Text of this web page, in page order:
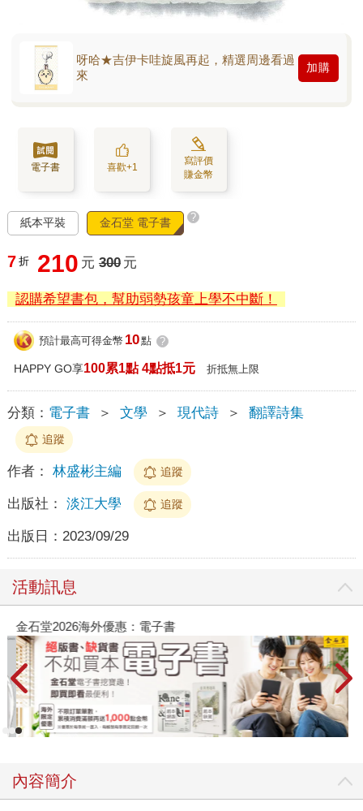
呀哈★吉伊卡哇旋風再起，精選周邊看過
來
加購
電子書 喜歡+1
寫評價
賺金幣
紙本平裝 金石堂 電子書 ?
7 折 210 元 300 元
認購希望書包，幫助弱勢孩童上學不中斷！
預計最高可得金幣 10點 ?
HAPPY GO享100累1點 4點抵1元 折抵無上限
分類： 電子書 ＞ 文學 ＞ 現代詩 ＞ 翻譯詩集
追蹤
作者： 林盛彬主編 追蹤
出版社： 淡江大學 追蹤
出版日： 2023/09/29
活動訊息
金石堂2026海外優惠：電子書
內容簡介